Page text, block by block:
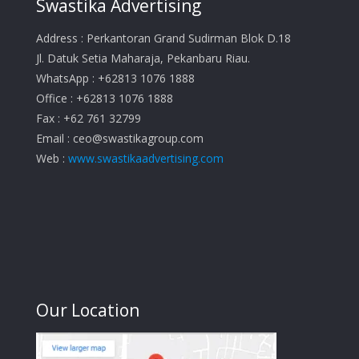
Swastika Advertising
Address : Perkantoran Grand Sudirman Blok D.18
Jl. Datuk Setia Maharaja, Pekanbaru Riau.
WhatsApp : +62813 1076 1888
Office : +62813 1076 1888
Fax : +62 761 32799
Email : ceo@swastikagroup.com
Web : www.swastikaadvertising.com
Our Location